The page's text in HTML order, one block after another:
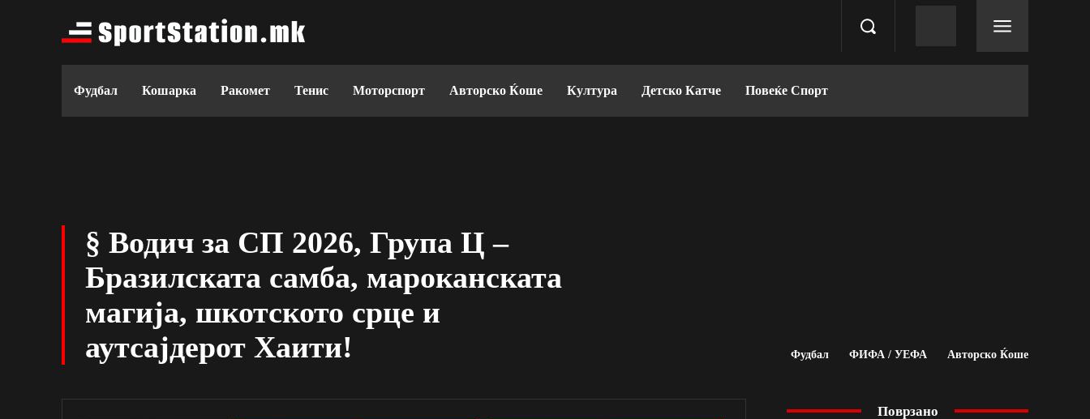
Фудбал Кошарка Ракомет Тенис Моторспорт Авторско Ќоше Култура Детско Катче Повеќе Спорт
§ Водич за СП 2026, Група Ц –
Бразилската самба, мароканската
магија, шкотското срце и
аутсајдерот Хаити!
Фудбал ФИФА / УЕФА Авторско Ќоше
Поврзано